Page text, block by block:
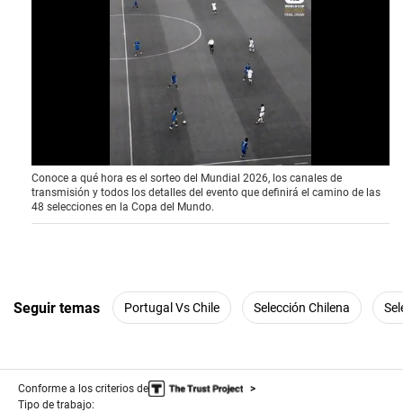
0
o
f
4
1
d
Conoce a qué hora es el sorteo del Mundial 2026, los canales de
transmisión y todos los detalles del evento que definirá el camino de las
48 selecciones en la Copa del Mundo.
Seguir temas Portugal Vs Chile Selección Chilena
Conforme a los criterios de
Tipo de trabajo: